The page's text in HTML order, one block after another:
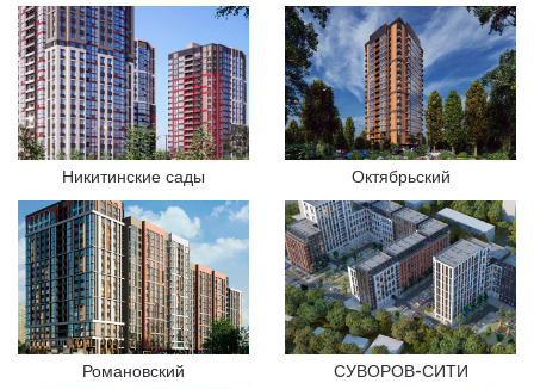
Никитинские сады Октябрьский
Романовский СУВОРОВ-СИТИ